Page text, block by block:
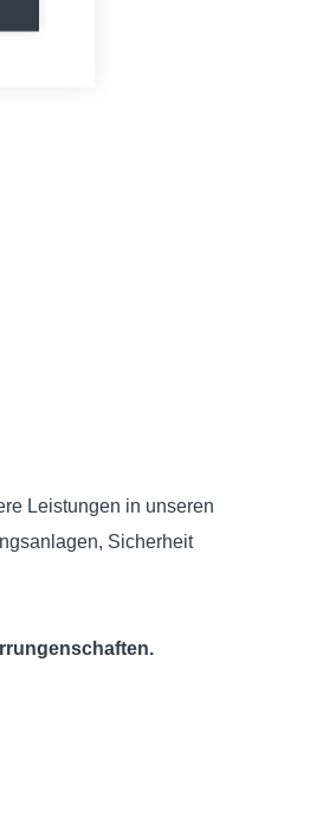
Leistungen in unseren
Sicherheit